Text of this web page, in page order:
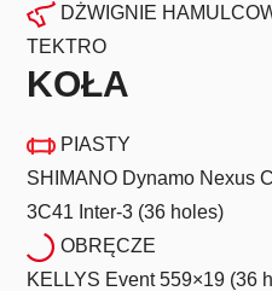
DŻWIGNIE
TEKTRO
KOŁA
PIASTY
SHIMANO Dynamo Nexus
3C41 Inter-3 (36 holes)
OBRĘCZE
KELLYS Event 559×19 (36